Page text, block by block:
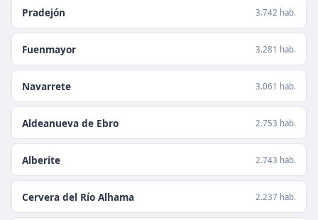
Pradejón 3.742 hab.
Fuenmayor 3.281 hab.
Navarrete 3.061 hab.
Aldeanueva de Ebro 2.753 hab.
Alberite 2.743 hab.
Cervera del Río Alhama 2.237 hab.